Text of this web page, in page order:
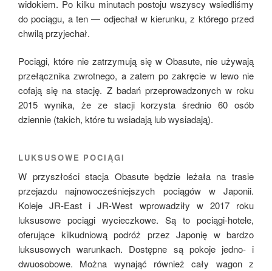
widokiem. Po kilku minutach postoju wszyscy wsiedliśmy
do pociągu, a ten — odjechał w kierunku, z którego przed
chwilą przyjechał.
Pociągi, które nie zatrzymują się w Obasute, nie używają
przełącznika zwrotnego, a zatem po zakręcie w lewo nie
cofają się na stację. Z badań przeprowadzonych w roku
2015 wynika, że ze stacji korzysta średnio 60 osób
dziennie (takich, które tu wsiadają lub wysiadają).
LUKSUSOWE POCIĄGI
W przyszłości stacja Obasute będzie leżała na trasie
przejazdu najnowocześniejszych pociągów w Japonii.
Koleje JR-East i JR-West wprowadziły w 2017 roku
luksusowe pociągi wycieczkowe. Są to pociągi-hotele,
oferujące kilkudniową podróż przez Japonię w bardzo
luksusowych warunkach. Dostępne są pokoje jedno- i
dwuosobowe. Można wynająć również cały wagon z